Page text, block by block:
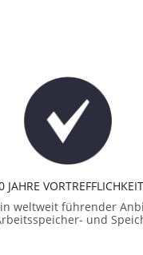
JAHRE VORTREFFLICHKEIT
weltweit führender
und